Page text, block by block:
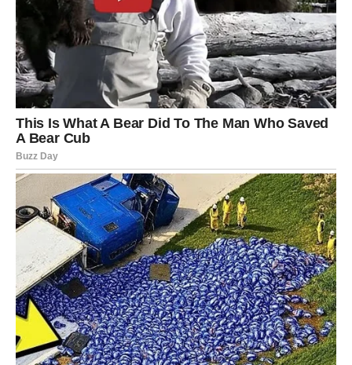
Ljubav – Rak postaje miljenik sudbine
Ako je bio povređen – sada mu stiže osoba koja mu vraća
veru u ljubav.
Ako je bio u emotivnoj neizvesnosti – sada stiže jasnoća.
Ako je čekao poruku, pomirenje ili priznanje – dolazi
upravo u periodu koji sledi.
Sreća je toliko jaka da će Rak bukvalno osetiti promenu u
vazduhu.
Novac i posao – neočekivani darovi
Rak može da očekuje:
novčani dobitak,